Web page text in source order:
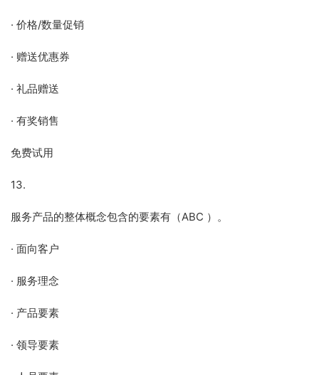
· 价格/数量促销
· 赠送优惠券
· 礼品赠送
· 有奖销售
免费试用
13.
服务产品的整体概念包含的要素有（ABC ）。
· 面向客户
· 服务理念
· 产品要素
· 领导要素